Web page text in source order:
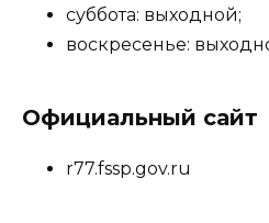
суббота: выходной;
воскресенье:
Официальный сайт
r77.fssp.gov.ru